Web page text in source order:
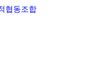
협동조합